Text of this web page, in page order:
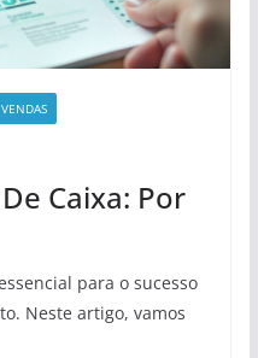
Caixa: Por
para o sucesso
Neste artigo, vamos